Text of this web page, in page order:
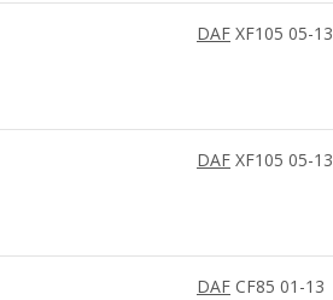
DAF XF105 05-13
DAF XF105 05-13
DAF CF85 01-13